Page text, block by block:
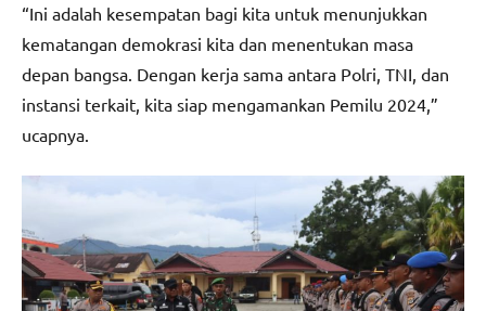
“Ini adalah kesempatan bagi kita untuk menunjukkan
kematangan demokrasi kita dan menentukan masa
depan bangsa. Dengan kerja sama antara Polri, TNI, dan
instansi terkait, kita siap mengamankan Pemilu 2024,”
ucapnya.